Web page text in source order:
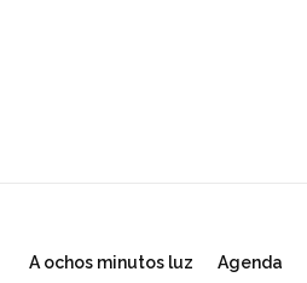
A ochos minutos luz Agenda